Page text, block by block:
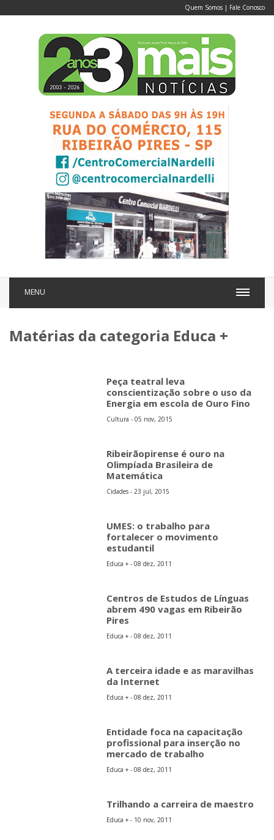
Quem Somos | Fale Conosco
MENU
Matérias da categoria Educa +
Peça teatral leva
conscientização sobre o uso da
Energia em escola de Ouro Fino
Cultura - 05 nov, 2015
Ribeirãopirense é ouro na
Olimpíada Brasileira de
Matemática
Cidades - 23 jul, 2015
UMES: o trabalho para
fortalecer o movimento
estudantil
Educa + - 08 dez, 2011
Centros de Estudos de Línguas
abrem 490 vagas em Ribeirão
Pires
Educa + - 08 dez, 2011
A terceira idade e as maravilhas
da Internet
Educa + - 08 dez, 2011
Entidade foca na capacitação
profissional para inserção no
mercado de trabalho
Educa + - 08 dez, 2011
Trilhando a carreira de maestro
Educa + - 10 nov, 2011